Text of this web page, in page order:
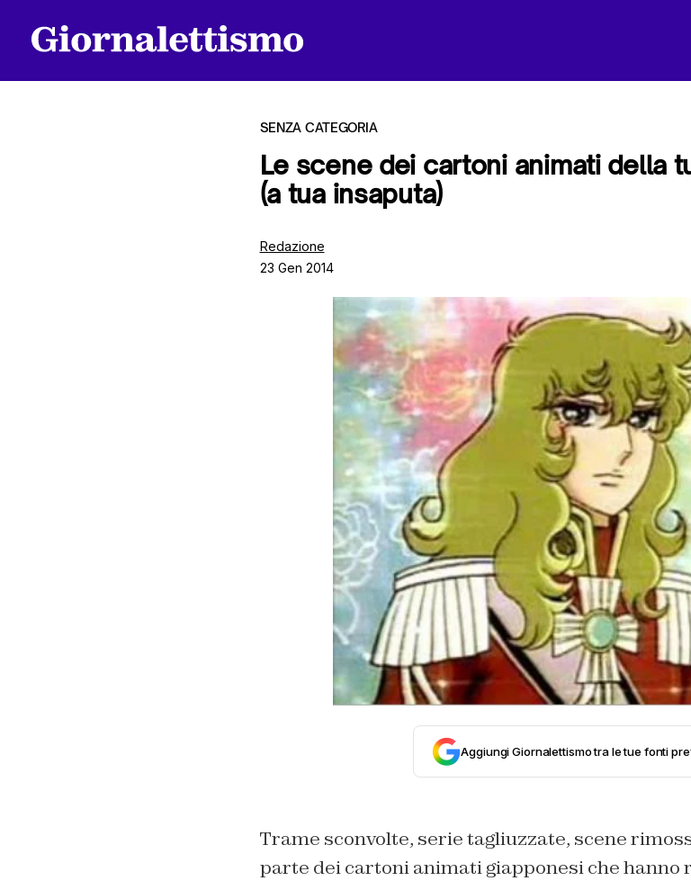
SENZA CATEGORIA
Le scene dei cartoni animati della
(a tua insaputa)
Redazione
23 Gen 2014
Aggiungi Giornalettismo tra le tue fonti
Trame sconvolte, serie tagliuzzate, scene
parte dei cartoni animati giapponesi che hanno